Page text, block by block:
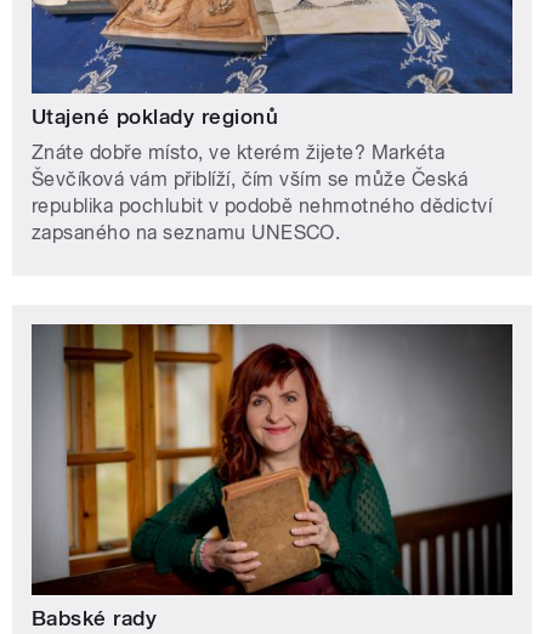
Utajené poklady regionů
Znáte dobře místo, ve kterém žijete? Markéta
Ševčíková vám přiblíží, čím vším se může Česká
republika pochlubit v podobě nehmotného dědictví
zapsaného na seznamu UNESCO.
Babské rady